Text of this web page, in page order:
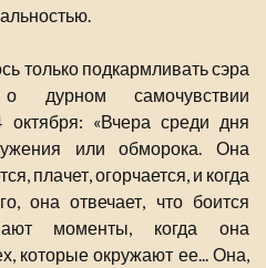
только подкармливать сэра
дурном самочувствии
октября: «Вчера среди дня
или обморока. Она
плачет, огорчается, и когда
она отвечает, что боится
моменты, когда она
которые окружают ее... Она,